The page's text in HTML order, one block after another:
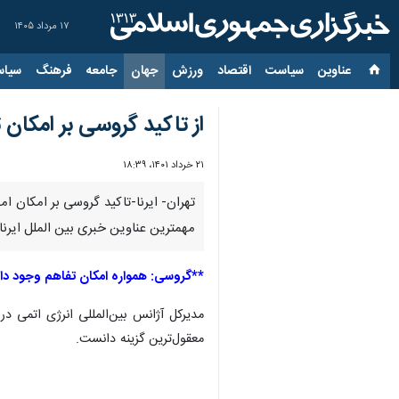
۱۷ مرداد ۱۴۰۵
عناوین‌ سیاست اقتصاد ورزش جهان جامعه فرهنگ
از تاکید گروسی بر
۲۱ خرداد ۱۴۰۱، ۱۸:۳۹
تهران- ایرنا-تاکید گروسی بر امکان
مهمترین عناوین خبری بین الملل
**گروسی: همواره امکان تفاهم وجود
مدیرکل آژانس بین‌المللی انرژی اتمی
معقول‌ترین گزینه دانست.